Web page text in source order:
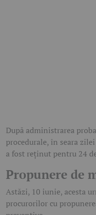
După administrarea
procedurale, în seara
a fost reținut pentru 24
Propunere de
Astăzi, 10 iunie, acesta
procurorilor cu